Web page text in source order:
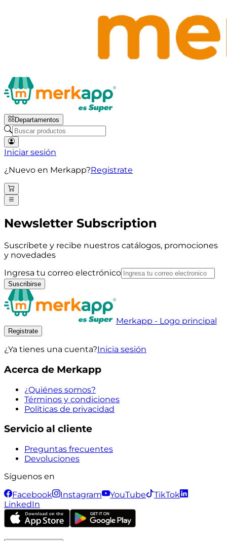
Departamentos
Iniciar sesión
¿Nuevo en Merkapp?Registrate
Newsletter Subscription
Suscríbete y recibe nuestros catálogos, promociones
y novedades
Ingresa tu correo electrónico
Suscribirse
Merkapp - Logo principal
Registrate
¿Ya tienes una cuenta?Inicia sesión
Acerca de Merkapp
¿Quiénes somos?
Términos y condiciones
Políticas de privacidad
Servicio al cliente
Preguntas frecuentes
Devoluciones
Síguenos en
Facebook
Instagram YouTube
TikTok
LinkedIn